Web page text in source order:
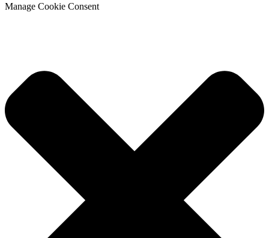
Manage Cookie Consent